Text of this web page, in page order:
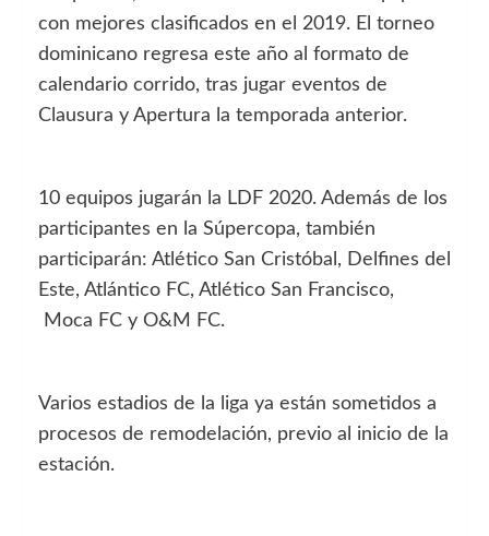
con mejores clasificados en el 2019. El torneo
dominicano regresa este año al formato de
calendario corrido, tras jugar eventos de
Clausura y Apertura la temporada anterior.
10 equipos jugarán la LDF 2020. Además de los
participantes en la Súpercopa, también
participarán: Atlético San Cristóbal, Delfines del
Este, Atlántico FC, Atlético San Francisco,
Moca FC y O&M FC.
Varios estadios de la liga ya están sometidos a
procesos de remodelación, previo al inicio de la
estación.